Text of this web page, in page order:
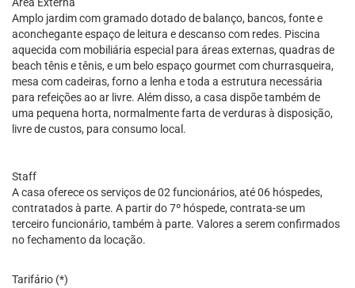
Amplo jardim com gramado dotado de balanço, bancos, fonte e
aconchegante espaço de leitura e descanso com redes. Piscina
aquecida com mobiliária especial para áreas externas, quadras de
beach tênis e tênis, e um belo espaço gourmet com churrasqueira,
mesa com cadeiras, forno a lenha e toda a estrutura necessária
para refeições ao ar livre. Além disso, a casa dispõe também de
uma pequena horta, normalmente farta de verduras à disposição,
livre de custos, para consumo local.
Staff
A casa oferece os serviços de 02 funcionários, até 06 hóspedes,
contratados à parte. A partir do 7º hóspede, contrata-se um
terceiro funcionário, também à parte. Valores a serem confirmados
no fechamento da locação.
Tarifário (*)